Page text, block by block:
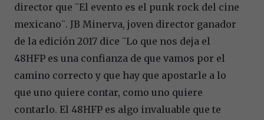
director que ¨El evento es el punk rock del cine
mexicano¨. JB Minerva, joven director ganador
de la edición 2017 dice ¨Lo que nos deja el
48HFP es una confianza de que vamos por el
camino correcto y que hay que apostarle a lo
que uno quiere contar, como uno quiere
contarlo. El 48HFP es algo invaluable que te